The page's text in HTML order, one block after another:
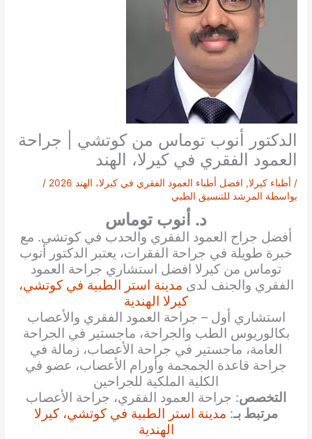
الدكتور أنوب توماس من كوتشي | جراحة
العمود الفقري في كيرلا، الهند
/ أطباء كيرلا, افضل أطباء العمود الفقري في كيرلا، الهند 2026
/
بواسطة المرشد للتنسيق الطبي
د. أنوب توماس
أفضل جراح العمود الفقري والحدب في كوتشي. مع
خبرة طويلة في جراحة الفقرات، يعتبر الدكتور أنوب
توماس من كيرلا افضل استشاري جراحة العمود
الفقري والجنف لدى مدينة استر الطبية في كوتشي،
كيرلا الهندية
استشاري أول – جراحة العمود الفقري والأعصاب
بكالوريوس الطب والجراحة، ماجستير في الجراحة
العامة، ماجستير في جراحة الأعصاب، زمالة في
جراحة قاعدة الجمجمة وأورام الأعصاب، عضو في
الكلية الملكية للجراحين
التخصص: جراحة العمود الفقري، جراحة الأعصاب
مرتبط بـ: مدينة استر الطبية في كوتشي، كيرلا
الهندية